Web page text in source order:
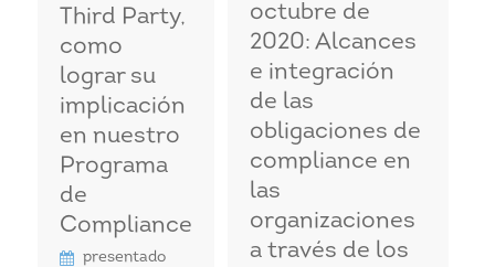
Third Party,
como
lograr su
implicación
en nuestro
Programa
de
Compliance
presentado
octubre de
2020: Alcances
e integración
de las
obligaciones de
compliance en
las
organizaciones
a través de los